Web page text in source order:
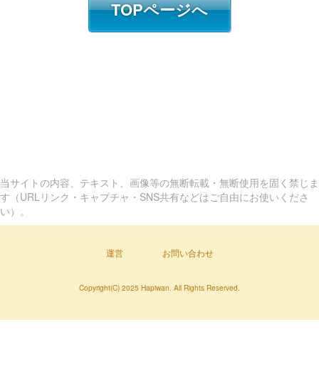
TOPページへ
当サイトの内容、テキスト、画像等の無断転載・無断使用を固く禁じま
す（URLリンク・キャプチャ・SNS共有などはご自由にお使いくださ
い）。
運営 お問い合わせ
Copyright(C) 2025 Hapiwan. All Rights Reserved.